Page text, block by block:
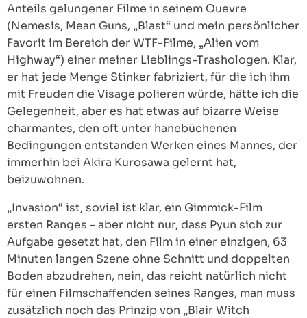
Anteils gelungener Filme in seinem Ouevre
(Nemesis, Mean Guns, „Blast“ und mein persönlicher
Favorit im Bereich der WTF-Filme, „Alien vom
Highway“) einer meiner Lieblings-Trashologen. Klar,
er hat jede Menge Stinker fabriziert, für die ich ihm
mit Freuden die Visage polieren würde, hätte ich die
Gelegenheit, aber es hat etwas auf bizarre Weise
charmantes, den oft unter hanebüchenen
Bedingungen entstanden Werken eines Mannes, der
immerhin bei Akira Kurosawa gelernt hat,
beizuwohnen.
„Invasion“ ist, soviel ist klar, ein Gimmick-Film
ersten Ranges – aber nicht nur, dass Pyun sich zur
Aufgabe gesetzt hat, den Film in einer einzigen, 63
Minuten langen Szene ohne Schnitt und doppelten
Boden abzudrehen, nein, das reicht natürlich nicht
für einen Filmschaffenden seines Ranges, man muss
zusätzlich noch das Prinzip von „Blair Witch